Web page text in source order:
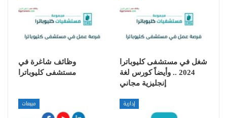
وظائف شاغرة في
مستشفى كليوباترا
شغل في مستشفى كليوباترا
2024 .. وأيضاً كورس لغة
إنجليزية مجاني
مبيعات إدارية